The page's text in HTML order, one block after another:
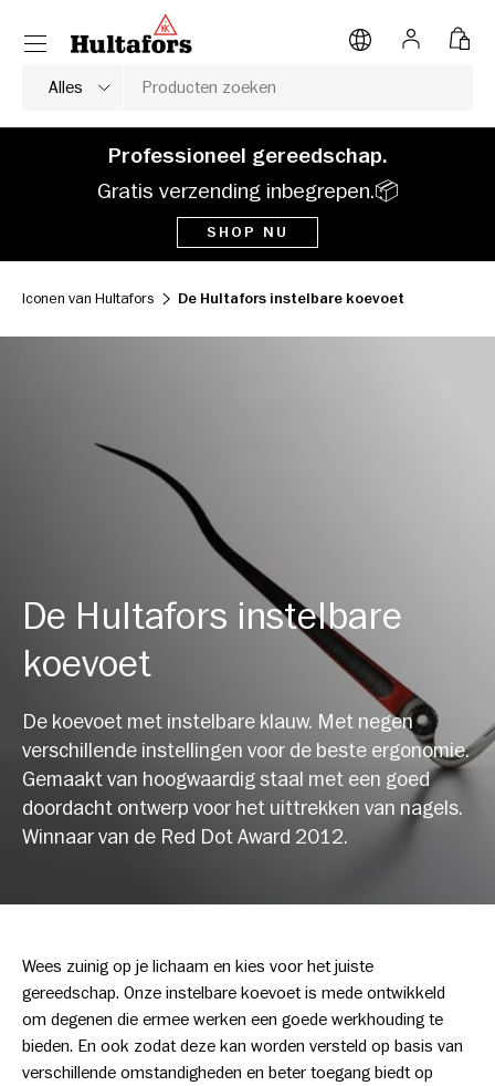
NAAR INHOUD
Zoeken
Soort product
Alles
Inloggen
Tas
Menu
Professioneel gereedschap.
Gratis verzending inbegrepen.📦
SHOP NU
Iconen van Hultafors De Hultafors instelbare koevoet
De Hultafors instelbare
koevoet
De koevoet met instelbare klauw. Met negen
verschillende instellingen voor de beste ergonomie.
Gemaakt van hoogwaardig staal met een goed
doordacht ontwerp voor het uittrekken van nagels.
Winnaar van de Red Dot Award 2012.
Wees zuinig op je lichaam en kies voor het juiste
gereedschap. Onze instelbare koevoet is mede ontwikkeld
om degenen die ermee werken een goede werkhouding te
bieden. En ook zodat deze kan worden versteld op basis van
verschillende omstandigheden en beter toegang biedt op